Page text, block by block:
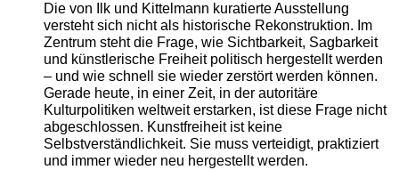
Die von Ilk und Kittelmann kuratierte Ausstellung
versteht sich nicht als historische Rekonstruktion. Im
Zentrum steht die Frage, wie Sichtbarkeit, Sagbarkeit
und künstlerische Freiheit politisch hergestellt werden
– und wie schnell sie wieder zerstört werden können.
Gerade heute, in einer Zeit, in der autoritäre
Kulturpolitiken weltweit erstarken, ist diese Frage nicht
abgeschlossen. Kunstfreiheit ist keine
Selbstverständlichkeit. Sie muss verteidigt, praktiziert
und immer wieder neu hergestellt werden.